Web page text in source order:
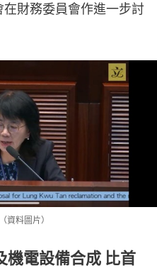
財務委員會作進一步討
資料圖片）
機電設備合成 比首